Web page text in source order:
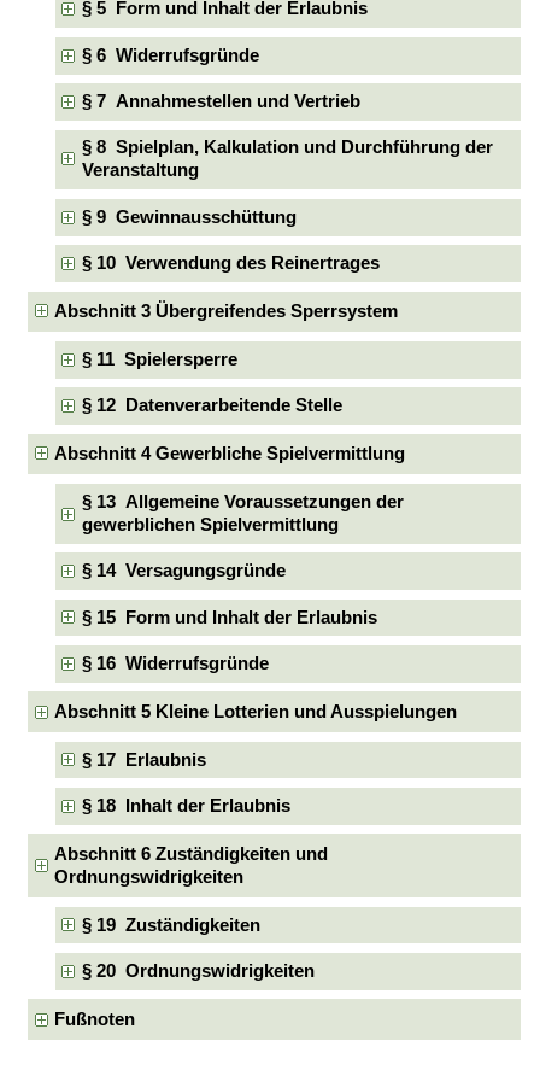
§ 5 Form und Inhalt der Erlaubnis
§ 6 Widerrufsgründe
§ 7 Annahmestellen und Vertrieb
§ 8 Spielplan, Kalkulation und Durchführung der
Veranstaltung
§ 9 Gewinnausschüttung
§ 10 Verwendung des Reinertrages
Abschnitt 3 Übergreifendes Sperrsystem
§ 11 Spielersperre
§ 12 Datenverarbeitende Stelle
Abschnitt 4 Gewerbliche Spielvermittlung
§ 13 Allgemeine Voraussetzungen der
gewerblichen Spielvermittlung
§ 14 Versagungsgründe
§ 15 Form und Inhalt der Erlaubnis
§ 16 Widerrufsgründe
Abschnitt 5 Kleine Lotterien und Ausspielungen
§ 17 Erlaubnis
§ 18 Inhalt der Erlaubnis
Abschnitt 6 Zuständigkeiten und
Ordnungswidrigkeiten
§ 19 Zuständigkeiten
§ 20 Ordnungswidrigkeiten
Fußnoten